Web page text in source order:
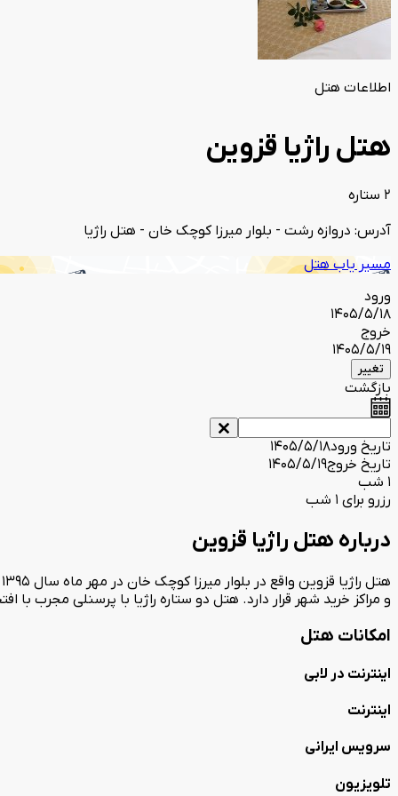
اطلاعات هتل
هتل راژیا قزوین
2 ستاره
آدرس: دروازه رشت - بلوار میرزا کوچک خان - هتل راژیا
مسیر یاب هتل
ورود
1405/5/18
خروج
1405/5/19
تغییر
بازگشت
تاریخ ورود1405/5/18
تاریخ خروج1405/5/19
1 شب
رزرو برای 1 شب
درباره هتل راژیا قزوین
و مراکز خرید شهر قرار دارد. هتل دو ستاره راژیا با پرسنلی مجرب
امکانات هتل
اینترنت در لابی
اینترنت
سرویس ایرانی
تلویزیون